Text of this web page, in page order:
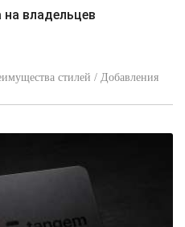
стилей / Добавления